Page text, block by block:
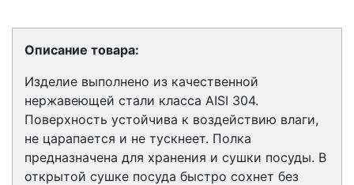
Описание товара:
Изделие выполнено из качественной
нержавеющей стали класса AISI 304.
Поверхность устойчива к воздействию влаги,
не царапается и не тускнеет. Полка
предназначена для хранения и сушки посуды. В
открытой сушке посуда быстро сохнет без